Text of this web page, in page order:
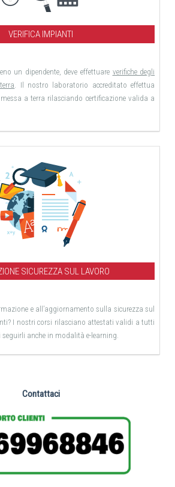
VERIFICA IMPIANTI
un dipendente, deve effettuare verifiche degli
. Il nostro laboratorio accreditato effettua
a terra rilasciando certificazione valida a
SICUREZZA SUL LAVORO
e all’aggiornamento sulla sicurezza sul
I nostri corsi rilasciano attestati validi a tutti
anche in modalità e-learning.
Contattaci